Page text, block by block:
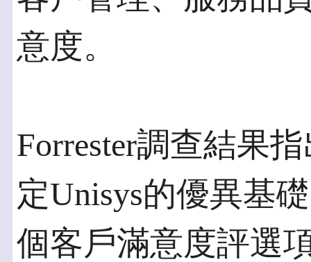
意度。
Forrester調查結果
定Unisys的優異基
個客戶滿意度評選